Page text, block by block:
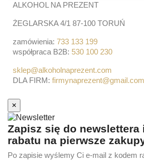
ALKOHOL NA PREZENT
ŻEGLARSKA 4/1 87-100 TORUŃ
zamówienia: 733 133 199
współpraca B2B: 530 100 230
sklep@alkoholnaprezent.com
DLA FIRM: firmynaprezent@gmail.com
×
Zapisz się do newslettera
rabatu na pierwsze
Po zapisie wyślemy Ci e-mail z kodem